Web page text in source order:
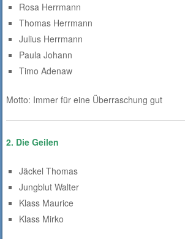
Rosa Herrmann
Thomas Herrmann
Julius Herrmann
Paula Johann
Timo Adenaw
Motto: Immer für eine Überraschung gut
2. Die Geilen
Jäckel Thomas
Jungblut Walter
Klass Maurice
Klass Mirko